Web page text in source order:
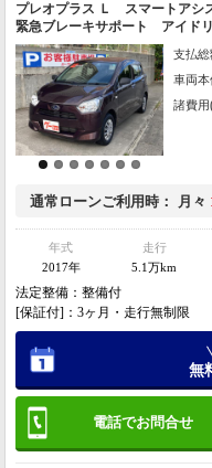
プレオプラス Ｌ スマートア
緊急ブレーキサポート アイド
支払総
車両
諸費用
通常ローンご利用時 月々
年式
2017年
走行
5.1万km
法定整備：整備付
[保証付]：3ヶ月・走行無制限
電話でお問合せ
無